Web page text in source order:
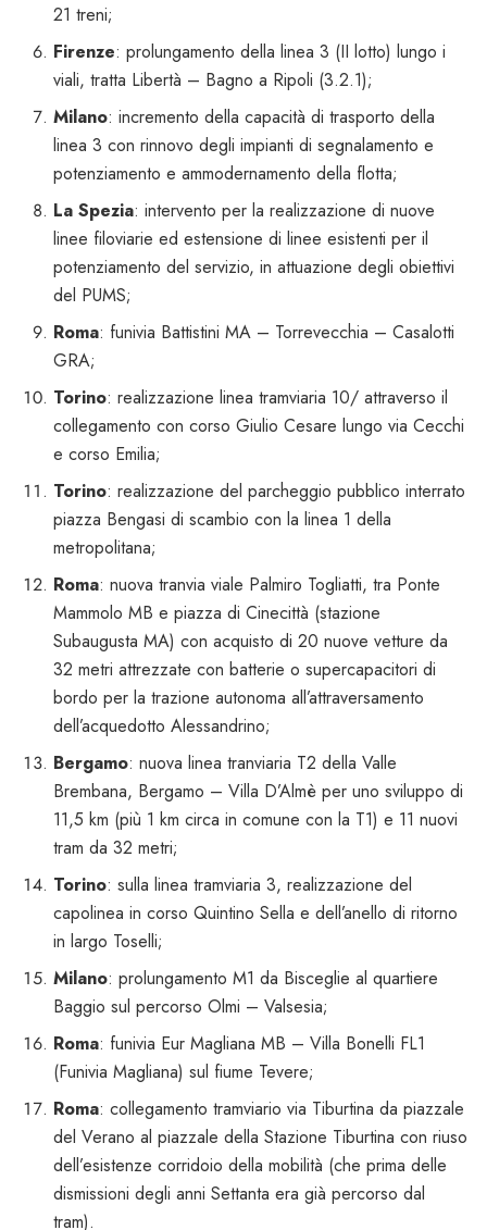
21 treni;
Firenze: prolungamento della linea 3 (II lotto) lungo i
viali, tratta Libertà – Bagno a Ripoli (3.2.1);
Milano: incremento della capacità di trasporto della
linea 3 con rinnovo degli impianti di segnalamento e
potenziamento e ammodernamento della flotta;
La Spezia: intervento per la realizzazione di nuove
linee filoviarie ed estensione di linee esistenti per il
potenziamento del servizio, in attuazione degli obiettivi
del PUMS;
Roma: funivia Battistini MA – Torrevecchia – Casalotti
GRA;
Torino: realizzazione linea tramviaria 10/ attraverso il
collegamento con corso Giulio Cesare lungo via Cecchi
e corso Emilia;
Torino: realizzazione del parcheggio pubblico interrato
piazza Bengasi di scambio con la linea 1 della
metropolitana;
Roma: nuova tranvia viale Palmiro Togliatti, tra Ponte
Mammolo MB e piazza di Cinecittà (stazione
Subaugusta MA) con acquisto di 20 nuove vetture da
32 metri attrezzate con batterie o supercapacitori di
bordo per la trazione autonoma all’attraversamento
dell’acquedotto Alessandrino;
Bergamo: nuova linea tranviaria T2 della Valle
Brembana, Bergamo – Villa D’Almè per uno sviluppo di
11,5 km (più 1 km circa in comune con la T1) e 11 nuovi
tram da 32 metri;
Torino: sulla linea tramviaria 3, realizzazione del
capolinea in corso Quintino Sella e dell’anello di ritorno
in largo Toselli;
Milano: prolungamento M1 da Bisceglie al quartiere
Baggio sul percorso Olmi – Valsesia;
Roma: funivia Eur Magliana MB – Villa Bonelli FL1
(Funivia Magliana) sul fiume Tevere;
Roma: collegamento tramviario via Tiburtina da piazzale
del Verano al piazzale della Stazione Tiburtina con riuso
dell’esistenze corridoio della mobilità (che prima delle
dismissioni degli anni Settanta era già percorso dal
tram).